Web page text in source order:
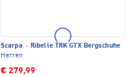
Scarpa · Ribelle TRK GTX Bergschuhe
Herren
€ 279,99